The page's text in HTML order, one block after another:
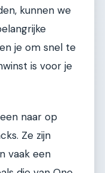
kunnen we
je om snel te
is voor je
naar op
Ze zijn
vaak een